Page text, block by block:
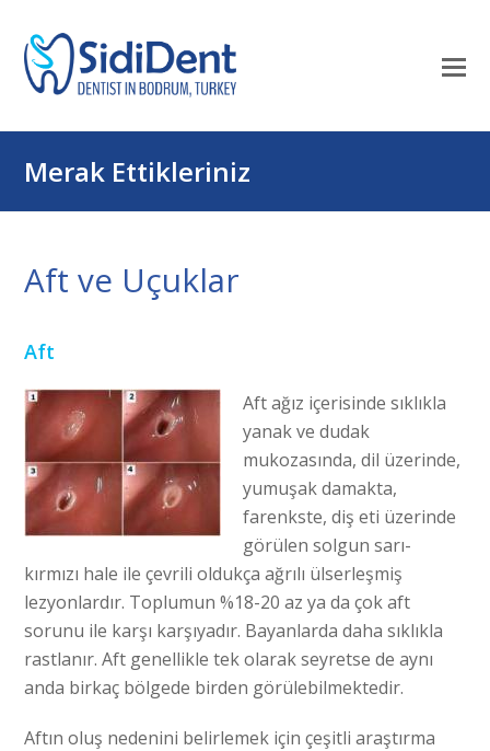
Merak Ettikleriniz
Aft ve Uçuklar
Aft
Aft ağız içerisinde sıklıkla
yanak ve dudak
mukozasında, dil üzerinde,
yumuşak damakta,
farenkste, diş eti üzerinde
görülen solgun sarı-
kırmızı hale ile çevrili oldukça ağrılı ülserleşmiş
lezyonlardır. Toplumun %18-20 az ya da çok aft
sorunu ile karşı karşıyadır. Bayanlarda daha sıklıkla
rastlanır. Aft genellikle tek olarak seyretse de aynı
anda birkaç bölgede birden görülebilmektedir.
Aftın oluş nedenini belirlemek için çeşitli araştırma